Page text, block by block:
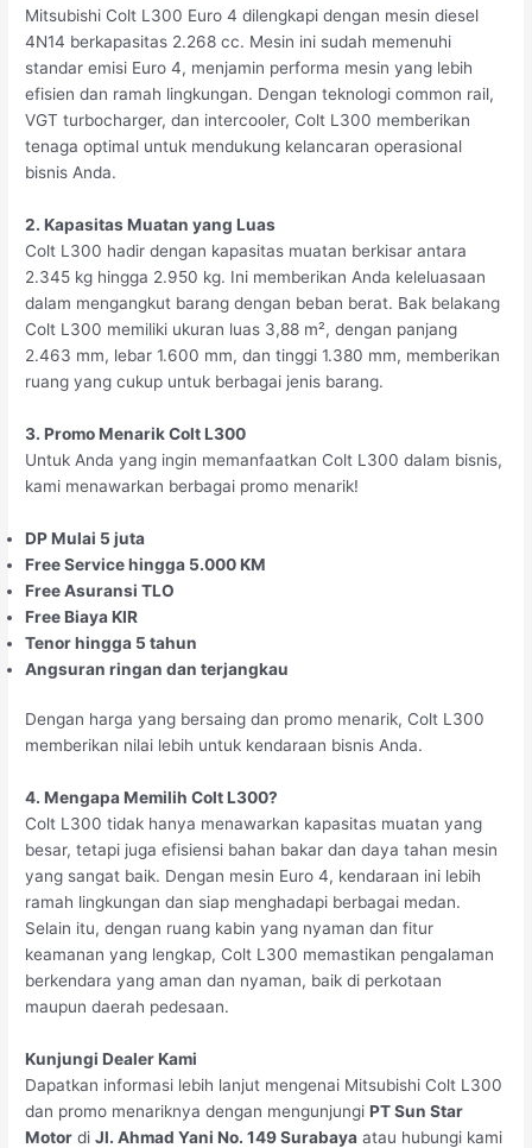
Mitsubishi Colt L300 Euro 4 dilengkapi dengan mesin diesel
4N14 berkapasitas 2.268 cc. Mesin ini sudah memenuhi
standar emisi Euro 4, menjamin performa mesin yang lebih
efisien dan ramah lingkungan. Dengan teknologi common rail,
VGT turbocharger, dan intercooler, Colt L300 memberikan
tenaga optimal untuk mendukung kelancaran operasional
bisnis Anda.
2. Kapasitas Muatan yang Luas
Colt L300 hadir dengan kapasitas muatan berkisar antara
2.345 kg hingga 2.950 kg. Ini memberikan Anda keleluasaan
dalam mengangkut barang dengan beban berat. Bak belakang
Colt L300 memiliki ukuran luas 3,88 m², dengan panjang
2.463 mm, lebar 1.600 mm, dan tinggi 1.380 mm, memberikan
ruang yang cukup untuk berbagai jenis barang.
3. Promo Menarik Colt L300
Untuk Anda yang ingin memanfaatkan Colt L300 dalam bisnis,
kami menawarkan berbagai promo menarik!
DP Mulai 5 juta
Free Service hingga 5.000 KM
Free Asuransi TLO
Free Biaya KIR
Tenor hingga 5 tahun
Angsuran ringan dan terjangkau
Dengan harga yang bersaing dan promo menarik, Colt L300
memberikan nilai lebih untuk kendaraan bisnis Anda.
4. Mengapa Memilih Colt L300?
Colt L300 tidak hanya menawarkan kapasitas muatan yang
besar, tetapi juga efisiensi bahan bakar dan daya tahan mesin
yang sangat baik. Dengan mesin Euro 4, kendaraan ini lebih
ramah lingkungan dan siap menghadapi berbagai medan.
Selain itu, dengan ruang kabin yang nyaman dan fitur
keamanan yang lengkap, Colt L300 memastikan pengalaman
berkendara yang aman dan nyaman, baik di perkotaan
maupun daerah pedesaan.
Kunjungi Dealer Kami
Dapatkan informasi lebih lanjut mengenai Mitsubishi Colt L300
dan promo menariknya dengan mengunjungiPT Sun Star
Motor diJl. Ahmad Yani No. 149 Surabaya atau hubungi kami